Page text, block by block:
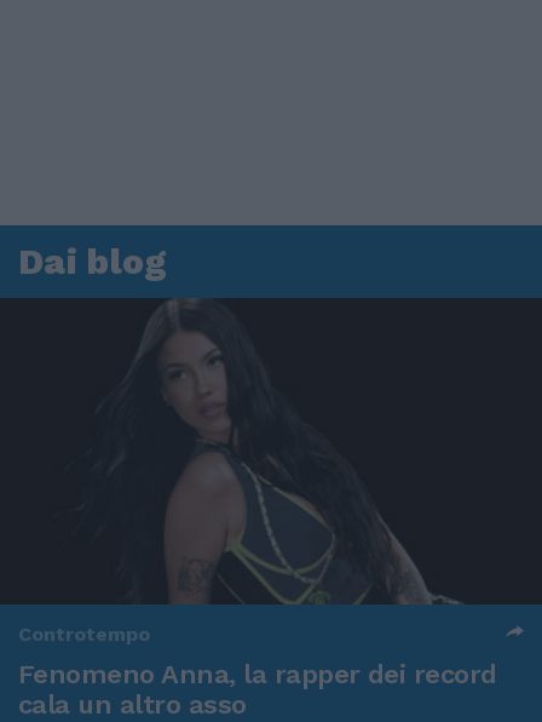
Dai blog
Controtempo
Fenomeno Anna, la rapper dei record
cala un altro asso